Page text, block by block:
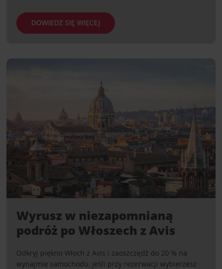
DOWIEDZ SIĘ WIĘCEJ
Wyrusz w niezapomnianą
podróż po Włoszech z Avis
Odkryj piękno Włoch z Avis i zaoszczędź do 20 % na
wynajmie samochodu, jeśli przy rezerwacji wybierzesz